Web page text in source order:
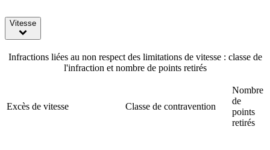
Vitesse
Infractions liées au non respect des limitations de vitesse : classe de
l'infraction et nombre de points retirés
Excès de vitesse Classe de contravention
Nombre
de
points
retirés